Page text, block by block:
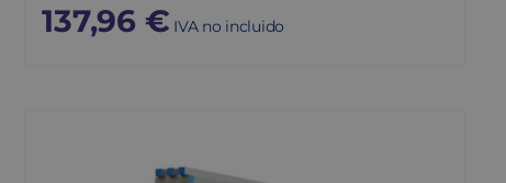
137,96 € IVA no incluido